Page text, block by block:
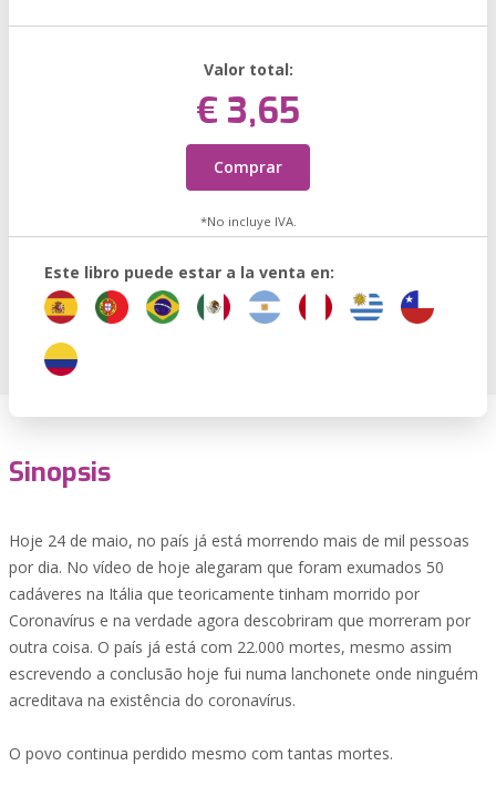
Valor total:
€ 3,65
Comprar
*No incluye IVA.
Este libro puede estar a la venta en:
Sinopsis
Hoje 24 de maio, no país já está morrendo mais de mil pessoas
por dia. No vídeo de hoje alegaram que foram exumados 50
cadáveres na Itália que teoricamente tinham morrido por
Coronavírus e na verdade agora descobriram que morreram por
outra coisa. O país já está com 22.000 mortes, mesmo assim
escrevendo a conclusão hoje fui numa lanchonete onde ninguém
acreditava na existência do coronavírus.
O povo continua perdido mesmo com tantas mortes.